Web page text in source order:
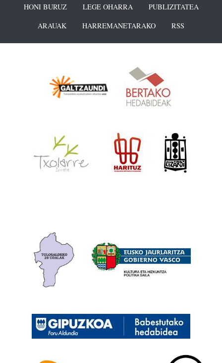
HONI BURUZ LEGE OHARRA
PUBLIZITATEA
ARAUAK
HARREMANETARAKO RSS